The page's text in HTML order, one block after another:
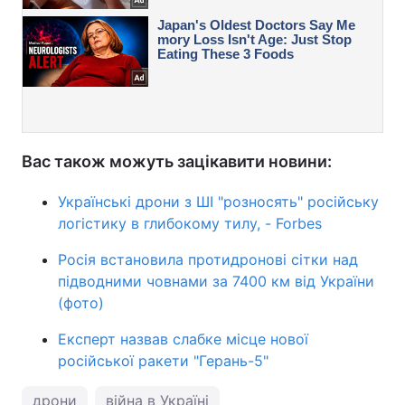
Вас також можуть зацікавити новини:
Українські дрони з ШІ "розносять" російську
логістику в глибокому тилу, - Forbes
Росія встановила протидронові сітки над
підводними човнами за 7400 км від України
(фото)
Експерт назвав слабке місце нової
російської ракети "Герань-5"
дрони війна в Україні